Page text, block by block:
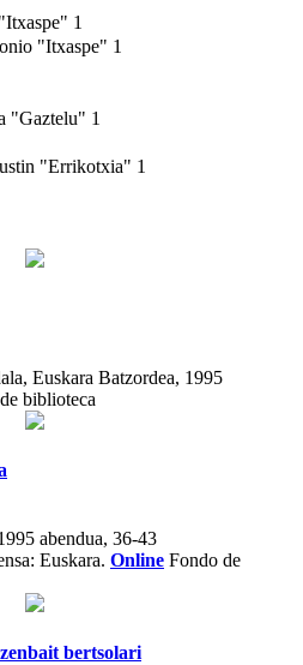
1
"Itxaspe" 1
"Gaztelu" 1
"Errikotxia" 1
Euskara Batzordea, 1995
biblioteca
abendua, 36-43
Euskara. Online Fondo de
bertsolari